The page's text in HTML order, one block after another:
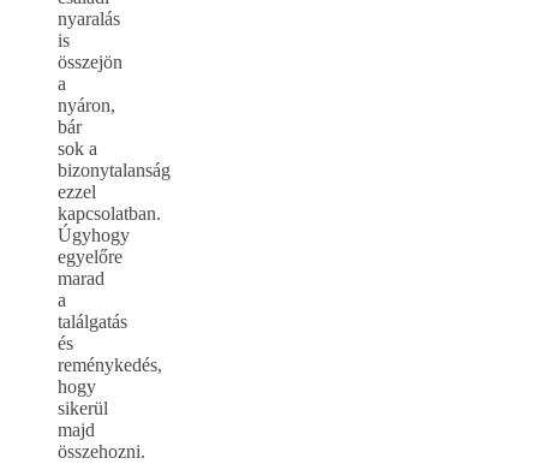
nyaralás
is
összejön
a
nyáron,
bár
sok a
bizonytalanság
ezzel
kapcsolatban.
Úgyhogy
egyelőre
marad
a
találgatás
és
reménykedés,
hogy
sikerül
majd
összehozni.